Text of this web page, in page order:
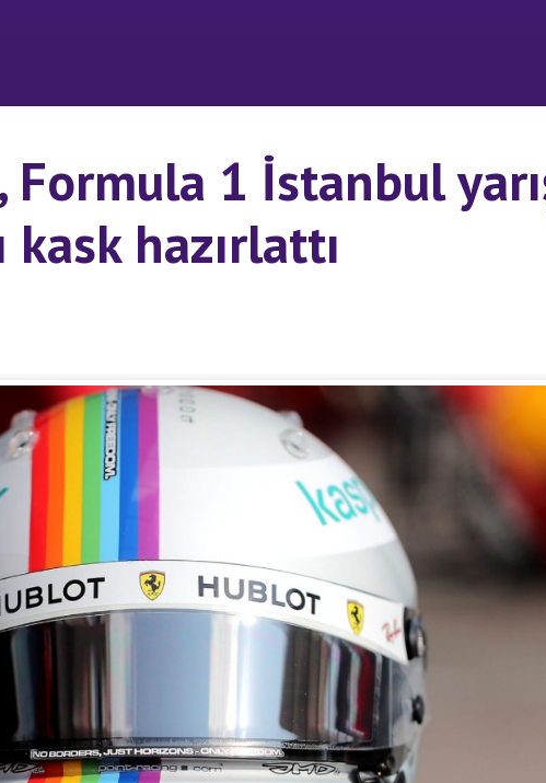
1 İstanbul
hazırlattı